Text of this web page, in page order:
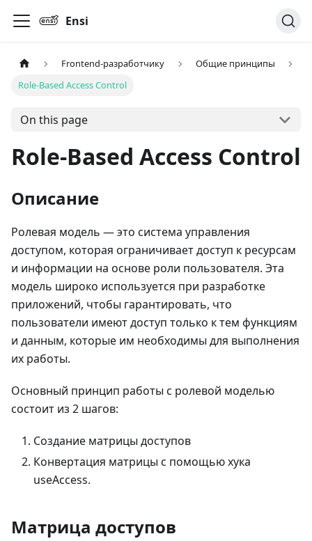
Ensi
Frontend-разработчику
Общие принципы
Role-Based Access Control
On this page
Role-Based Access Control
Описание
Ролевая модель — это система управления
доступом, которая ограничивает доступ к ресурсам
и информации на основе роли пользователя. Эта
модель широко используется при разработке
приложений, чтобы гарантировать, что
пользователи имеют доступ только к тем функциям
и данным, которые им необходимы для выполнения
их работы.
Основный принцип работы с ролевой моделью
состоит из 2 шагов:
Создание матрицы доступов
Конвертация матрицы с помощью хука
useAccess.
Матрица доступов